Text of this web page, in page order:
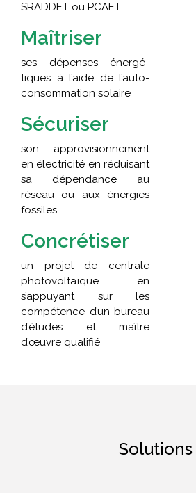
SRADDET ou PCAET
Maîtriser
ses dépenses énergé-
tiques à l’aide de l’auto-
consommation solaire
Sécuriser
son approvisionnement
en électricité en réduisant
sa dépendance au
réseau ou aux énergies
fossiles
Concrétiser
un projet de centrale
photovoltaïque en
s’appuyant sur les
compétence d’un bureau
d’études et maître
d’œuvre qualifié
Solutions